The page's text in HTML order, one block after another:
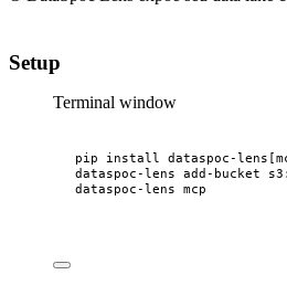
Setup
Terminal window
pip install dataspoc-
dataspoc-lens add-bucket
dataspoc-lens mcp